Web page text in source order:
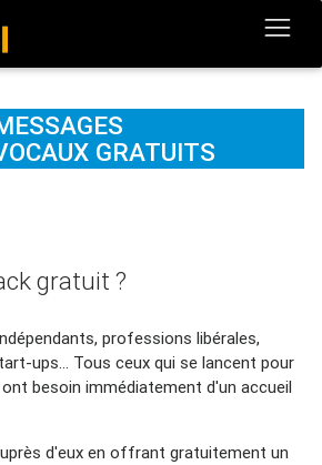
GRATUITS
gratuit ?
professions libérales,
ups... Tous ceux qui se lancent pour
besoin immédiatement d'un accueil
d'eux en offrant gratuitement un